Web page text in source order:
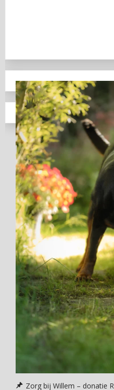
Zorg bij Willem – donatie